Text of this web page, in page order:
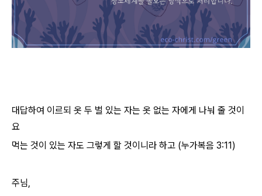
대답하여 이르되 옷 두 벌 있는 자는 옷 없는 자에게 나눠 줄 것이
요
먹는 것이 있는 자도 그렇게 할 것이니라 하고 (누가복음 3:11)
주님,